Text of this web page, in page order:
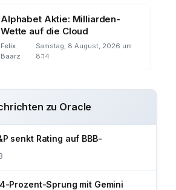
Alphabet Aktie: Milliarden-
Wette auf die Cloud
Felix
Baarz
Samstag, 8 August, 2026 um
8:14
zu Oracle
senkt Rating auf BBB-
Prozent-Sprung mit Gemini